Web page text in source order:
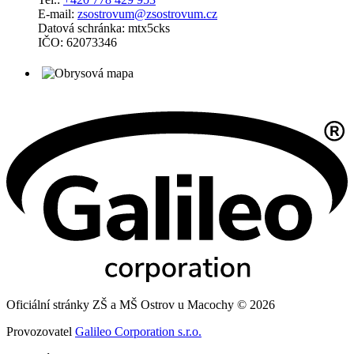
E-mail: zsostrovum@zsostrovum.cz
Datová schránka: mtx5cks
IČO: 62073346
Oficiální stránky ZŠ a MŠ Ostrov u Macochy © 2026
Provozovatel Galileo Corporation s.r.o.